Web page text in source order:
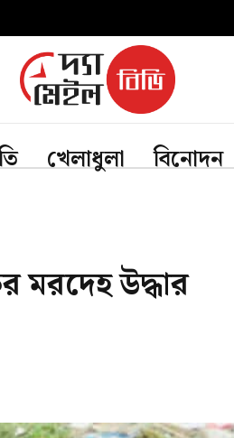
খেলাধুলা বিনোদন
মরদেহ উদ্ধার